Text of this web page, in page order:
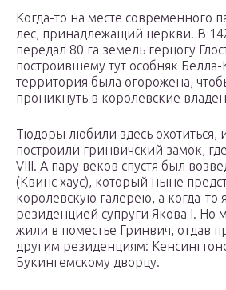
Когда-то на месте современного
лес, принадлежащий церкви. В
передал 80 га земель герцогу
построившему тут особняк
территория была огорожена,
проникнуть в королевские
Тюдоры любили здесь охотиться,
построили гринвичский замок,
VIII. А пару веков спустя был
(Квинс хаус), который ныне
королевскую галерею, а когда-то
резиденцией супруги Якова I. Но
жили в поместье Гринвич, отдав
другим резиденциям:
Букингемскому дворцу.